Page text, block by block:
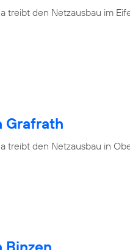
treibt den Netzausbau im
Grafrath
treibt den Netzausbau in
Binzen